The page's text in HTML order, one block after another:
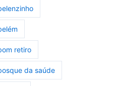
retiro
da saúde